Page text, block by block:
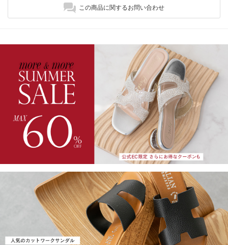
この商品に関するお問い合わせ